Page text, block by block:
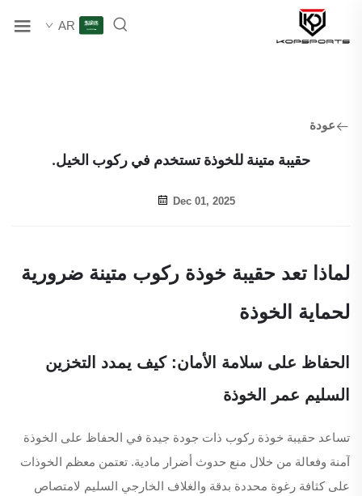
AR
عودة
حقيبة متينة للخوذة تستخدم في ركوب الخيل.
Dec 01, 2025
لماذا تعد حقيبة خوذة ركوب متينة ضرورية
لحماية الخوذة
الحفاظ على سلامة الأمان: كيف يمدد التخزين
السليم عمر الخوذة
تساعد حقيبة خوذة ركوب ذات جودة جيدة في الحفاظ على الخوذة
آمنة وفعالة من خلال منع حدوث أضرار مادية. تعتمن معظم الخوذات
على كثافة رغوة محددة بدقة والغلاف الخارجي السليم لامتصاص